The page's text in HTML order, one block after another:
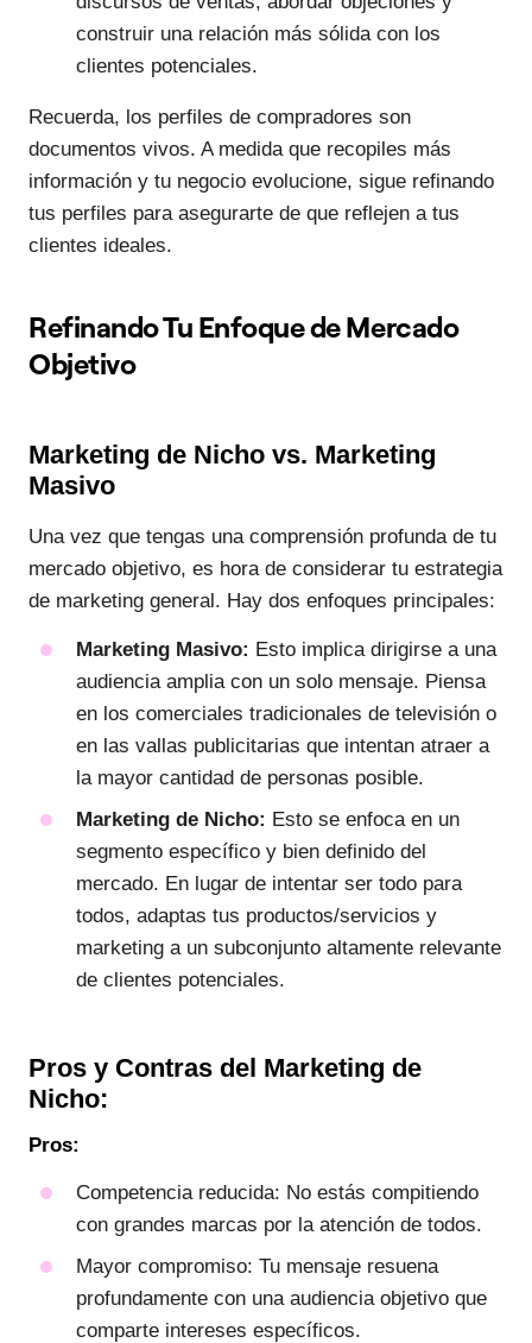
construir una relación más sólida con los
clientes potenciales.
Recuerda, los perfiles de compradores son
documentos vivos. A medida que recopiles más
información y tu negocio evolucione, sigue refinando
tus perfiles para asegurarte de que reflejen a tus
clientes ideales.
Refinando Tu Enfoque de Mercado
Objetivo
Marketing de Nicho vs. Marketing
Masivo
Una vez que tengas una comprensión profunda de tu
mercado objetivo, es hora de considerar tu estrategia
de marketing general. Hay dos enfoques principales:
Marketing Masivo: Esto implica dirigirse a una
audiencia amplia con un solo mensaje. Piensa
en los comerciales tradicionales de televisión o
en las vallas publicitarias que intentan atraer a
la mayor cantidad de personas posible.
Marketing de Nicho: Esto se enfoca en un
segmento específico y bien definido del
mercado. En lugar de intentar ser todo para
todos, adaptas tus productos/servicios y
marketing a un subconjunto altamente relevante
de clientes potenciales.
Pros y Contras del Marketing de
Nicho:
Pros:
Competencia reducida: No estás compitiendo
con grandes marcas por la atención de todos.
Mayor compromiso: Tu mensaje resuena
profundamente con una audiencia objetivo que
comparte intereses específicos.